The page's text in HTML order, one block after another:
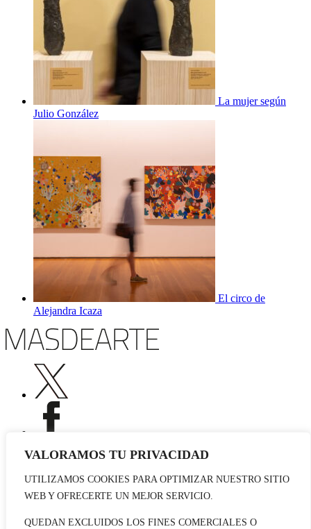
VALORAMOS TU PRIVACIDAD
UTILIZAMOS COOKIES PARA OPTIMIZAR NUESTRO SITIO
WEB Y OFRECERTE UN MEJOR SERVICIO.
QUEDAN EXCLUIDOS LOS FINES COMERCIALES O
La mujer según
Julio González
El circo de
Alejandra Icaza
Publicidad
Contacto